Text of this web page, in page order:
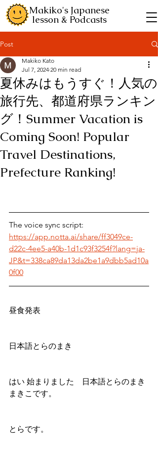
Makiko's Japanese
lesson & Podcasts
Post
夏休みはもうすぐ！人気の
旅行先、都道府県ランキン
グ！Summer Vacation is
Coming Soon! Popular
Travel Destinations,
Prefecture Ranking!
Makiko Kato
Jul 7, 2024 20 min read
The voice sync script:
https://app.notta.ai/share/ff3049ce-
d22c-4ee5-a40b-1d1c93f3254f?lang=ja-
JP&t=338ca89da13da2be1a9dbb5ad10a
0f00
昼食発表
日本語とらのまき
はい 始まりました　日本語とらのまき
まきこです。
とらです。